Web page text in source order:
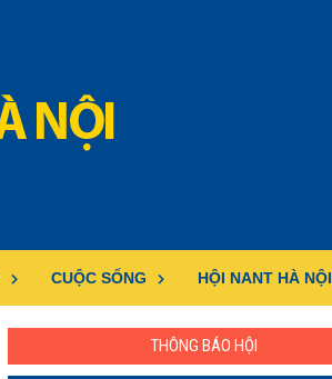
CUỘC SỐNG HỘI NANT HÀ NỘI
THÔNG BÁO HỘI